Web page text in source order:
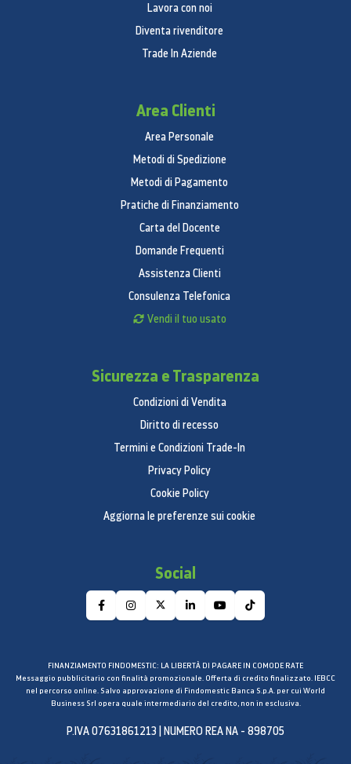
Lavora con noi
Diventa rivenditore
Trade In Aziende
Area Clienti
Area Personale
Metodi di Spedizione
Metodi di Pagamento
Pratiche di Finanziamento
Carta del Docente
Domande Frequenti
Assistenza Clienti
Consulenza Telefonica
Vendi il tuo usato
Sicurezza e Trasparenza
Condizioni di Vendita
Diritto di recesso
Termini e Condizioni Trade-In
Privacy Policy
Cookie Policy
Aggiorna le preferenze sui cookie
Social
FINANZIAMENTO FINDOMESTIC: LA LIBERTÀ DI PAGARE IN COMODE RATE
Messaggio pubblicitario con finalità promozionale. Offerta di credito finalizzato. IEBCC
nel percorso online. Salvo approvazione di Findomestic Banca S.p.A. per cui World
Business Srl opera quale intermediario del credito, non in esclusiva.
P.IVA 07631861213 | NUMERO REA NA - 898705